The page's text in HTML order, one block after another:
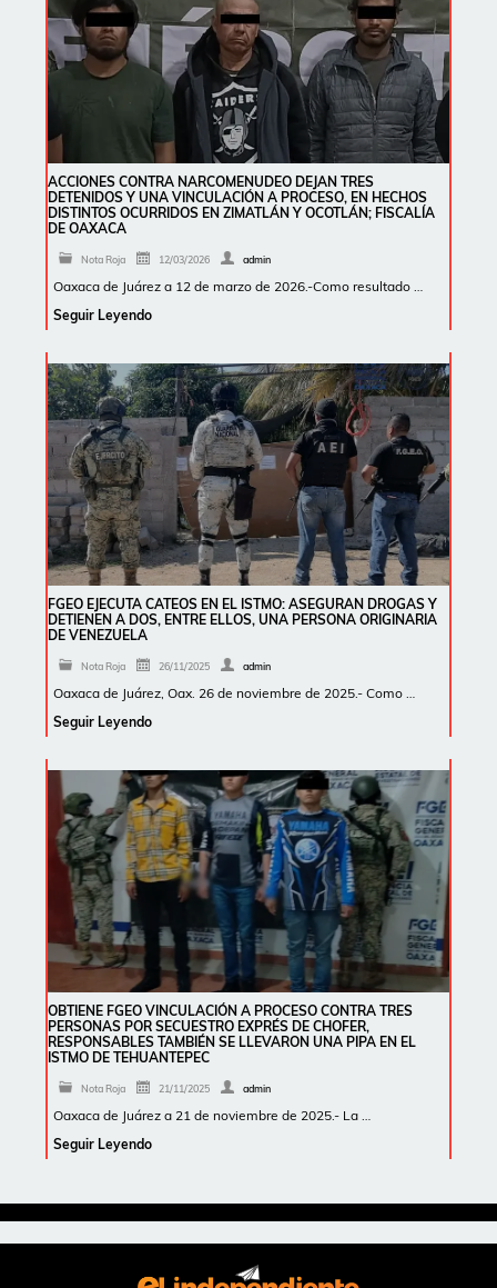
ACCIONES CONTRA NARCOMENUDEO DEJAN TRES
DETENIDOS Y UNA VINCULACIÓN A PROCESO, EN HECHOS
DISTINTOS OCURRIDOS EN ZIMATLÁN Y OCOTLÁN; FISCALÍA
DE OAXACA
Nota Roja 12/03/2026 admin
Oaxaca de Juárez a 12 de marzo de 2026.-Como resultado …
Seguir Leyendo
FGEO EJECUTA CATEOS EN EL ISTMO: ASEGURAN DROGAS Y
DETIENEN A DOS, ENTRE ELLOS, UNA PERSONA ORIGINARIA
DE VENEZUELA
Nota Roja 26/11/2025 admin
Oaxaca de Juárez, Oax. 26 de noviembre de 2025.- Como …
Seguir Leyendo
OBTIENE FGEO VINCULACIÓN A PROCESO CONTRA TRES
PERSONAS POR SECUESTRO EXPRÉS DE CHOFER,
RESPONSABLES TAMBIÉN SE LLEVARON UNA PIPA EN EL
ISTMO DE TEHUANTEPEC
Nota Roja 21/11/2025 admin
Oaxaca de Juárez a 21 de noviembre de 2025.- La …
Seguir Leyendo